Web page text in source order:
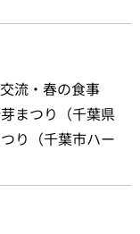
流・春の食事
まつり（千葉県
り（千葉市ハー